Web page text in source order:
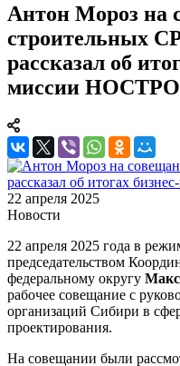
Антон Мороз на
строительных
рассказал об
миссии
22 апреля 2025
Новости
22 апреля 2025 года в
председательством
федеральному округу
рабочее совещание с
организаций Сибири в
проектирования.
На совещании были